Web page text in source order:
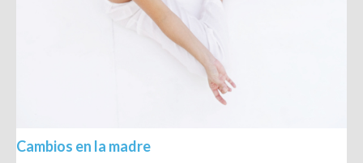
Cambios en la madre